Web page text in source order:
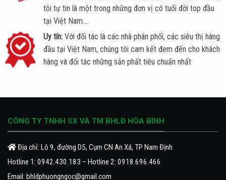
tôi tự tin là một trong những đơn vị có tuổi đời top đầu
tại Việt Nam....
Uy tín: Với đối tác là các nhà phân phối, các siêu thị hàng
đầu tại Việt Nam, chúng tôi cam kết đem đến cho khách
hàng và đối tác những sản phất tiêu chuẩn nhất
CÔNG TY TNHH SX VÀ TM BHLĐ HÒA BÌNH
Địa chỉ: Lô 9, đường D5, Cụm CN An Xá, TP Nam Định
Hotline 1: 0942.430.183 – Hotline 2: 0918.696.466
Email: bhldphuongngoc@gmail.com